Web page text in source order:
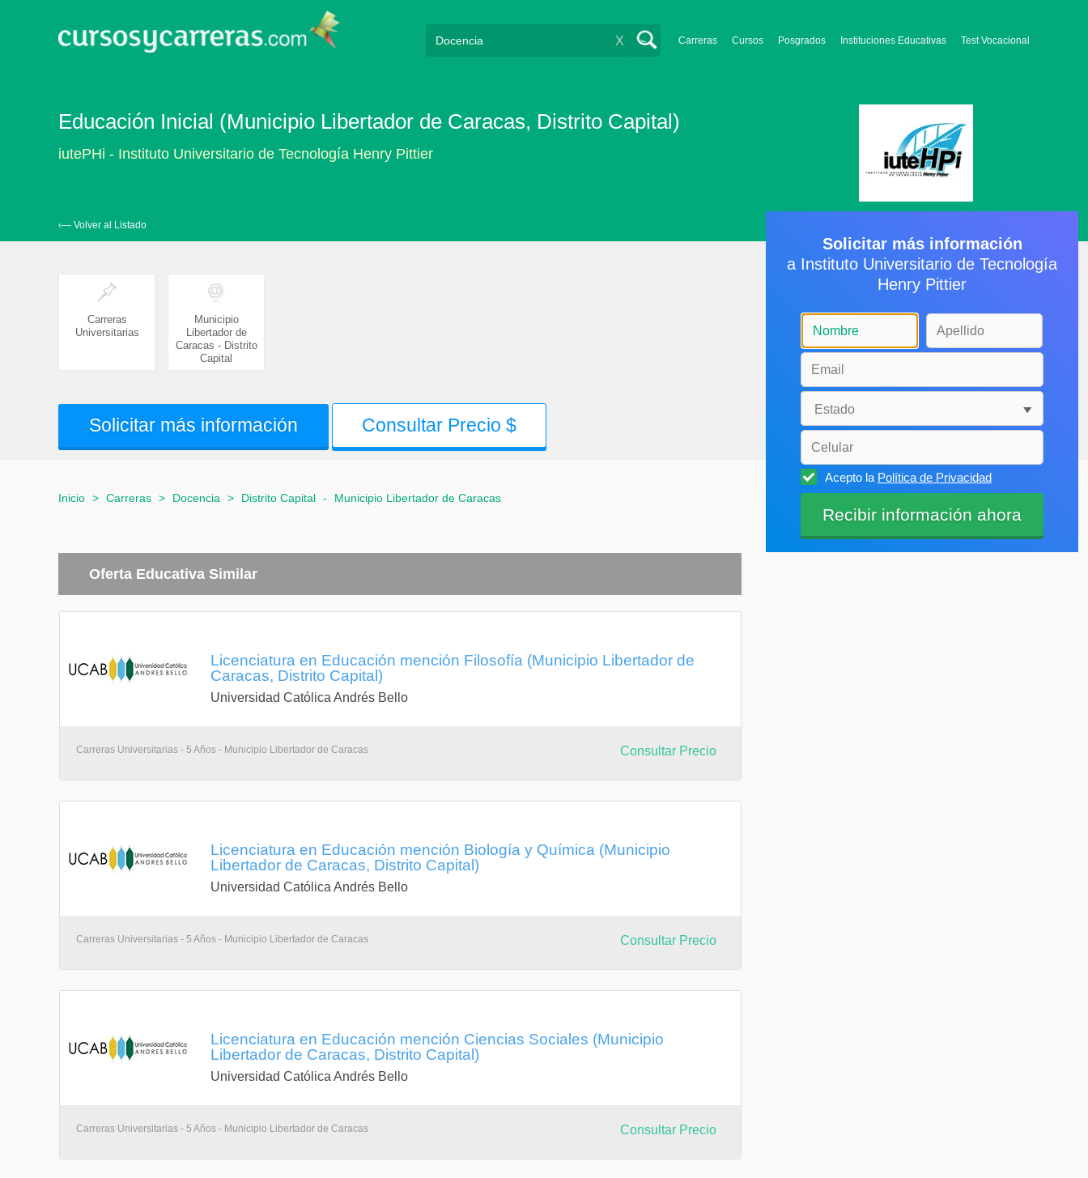
Carreras Cursos Posgrados Instituciones Educativas Test Vocacional
X
Educación Inicial (Municipio Libertador de Caracas, Distrito Capital)
iutePHi - Instituto Universitario de Tecnología Henry Pittier
‹— Volver al Listado
Carreras
Universitarias
Municipio
Libertador de
Caracas - Distrito
Capital
Solicitar más información Consultar Precio $
Inicio > Carreras > Docencia > Distrito Capital - Municipio Libertador de Caracas
Oferta Educativa Similar
Licenciatura en Educación mención Filosofía (Municipio Libertador de
Caracas, Distrito Capital)
Universidad Católica Andrés Bello
Carreras Universitarias - 5 Años - Municipio Libertador de Caracas Consultar Precio
Licenciatura en Educación mención Biología y Química (Municipio
Libertador de Caracas, Distrito Capital)
Universidad Católica Andrés Bello
Carreras Universitarias - 5 Años - Municipio Libertador de Caracas Consultar Precio
Licenciatura en Educación mención Ciencias Sociales (Municipio
Libertador de Caracas, Distrito Capital)
Universidad Católica Andrés Bello
Carreras Universitarias - 5 Años - Municipio Libertador de Caracas Consultar Precio
Solicitar más información
a Instituto Universitario de Tecnología
Henry Pittier
Acepto la Política de Privacidad